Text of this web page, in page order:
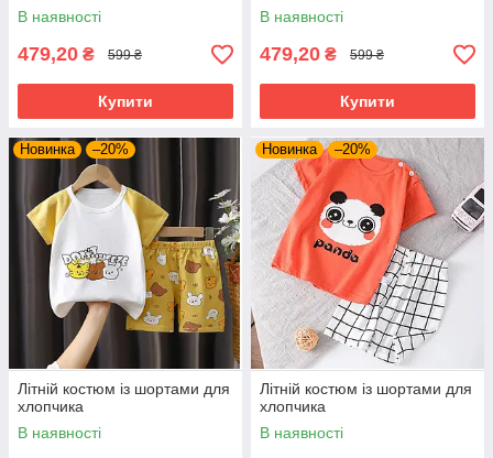
В наявності
479,20 ₴ 599 ₴
Купити
В наявності
479,20 ₴ 599 ₴
Купити
Новинка –20%
Літній костюм із шортами для
хлопчика
В наявності
Новинка –20%
Літній костюм із шортами для
хлопчика
В наявності